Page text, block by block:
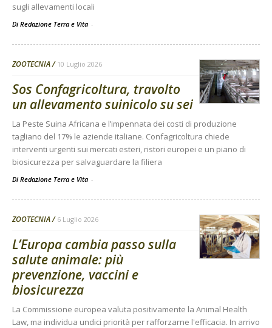
sugli allevamenti locali
Di Redazione Terra e Vita -
ZOOTECNIA 10 Luglio 2026
Sos Confagricoltura, travolto
un allevamento suinicolo su sei
La Peste Suina Africana e l’impennata dei costi di produzione
tagliano del 17% le aziende italiane. Confagricoltura chiede
interventi urgenti sui mercati esteri, ristori europei e un piano di
biosicurezza per salvaguardare la filiera
Di Redazione Terra e Vita -
ZOOTECNIA 6 Luglio 2026
L’Europa cambia passo sulla
salute animale: più
prevenzione, vaccini e
biosicurezza
La Commissione europea valuta positivamente la Animal Health
Law, ma individua undici priorità per rafforzarne l'efficacia. In arrivo